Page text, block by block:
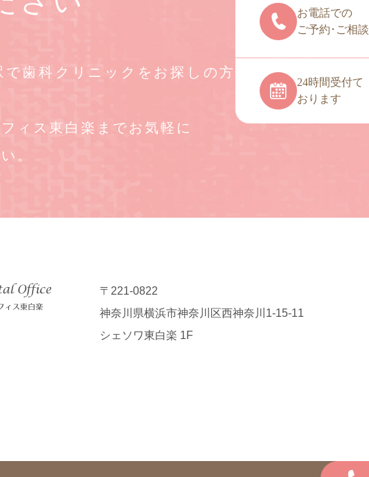
歯科クリニックをお探しの方
ィス東白楽までお気軽に
。
お電話での
ご予約･ご相談
24時間受付て
おります
〒221-0822
神奈川県横浜市神奈川区西神奈川1-15-11
シェソワ東白楽 1F